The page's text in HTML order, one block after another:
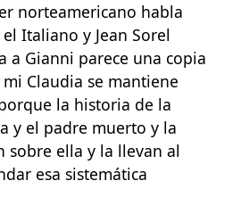
norteamericano habla
Italiano y Jean Sorel
a Gianni parece una copia
mi Claudia se mantiene
la historia de la
y el padre muerto y la
sobre ella y la llevan al
esa sistemática